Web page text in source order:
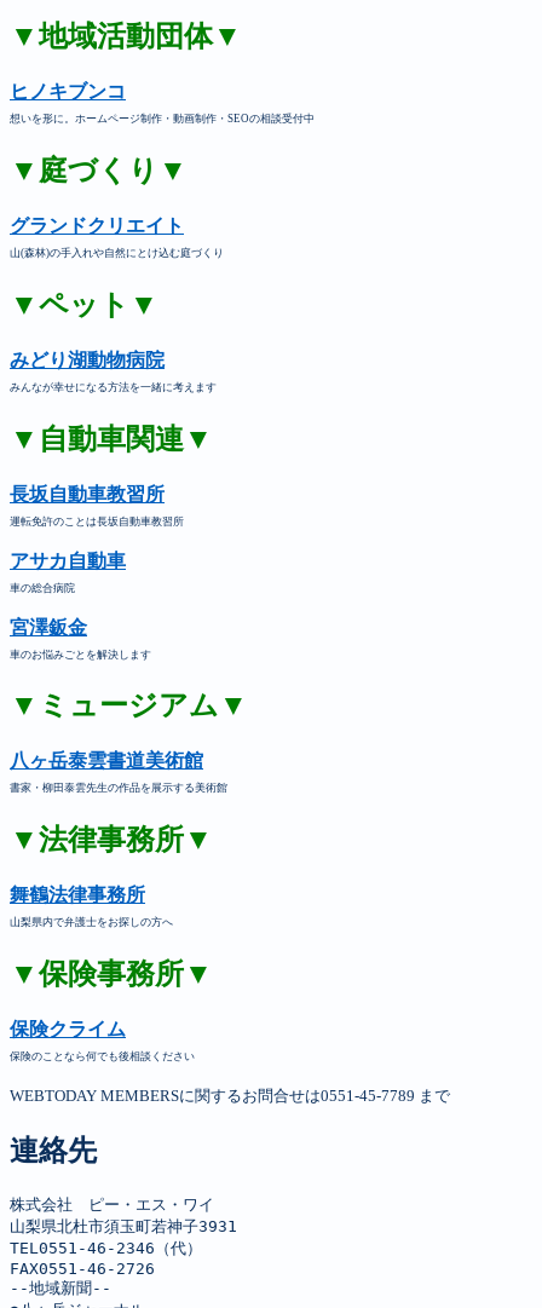
▼地域活動団体▼
ヒノキブンコ
想いを形に。ホームページ制作・動画制作・SEOの相談受付中
▼庭づくり▼
グランドクリエイト
山(森林)の手入れや自然にとけ込む庭づくり
▼ペット▼
みどり湖動物病院
みんなが幸せになる方法を一緒に考えます
▼自動車関連▼
長坂自動車教習所
運転免許のことは長坂自動車教習所
アサカ自動車
車の総合病院
宮澤鈑金
車のお悩みごとを解決します
▼ミュージアム▼
八ヶ岳泰雲書道美術館
書家・柳田泰雲先生の作品を展示する美術館
▼法律事務所▼
舞鶴法律事務所
山梨県内で弁護士をお探しの方へ
▼保険事務所▼
保険クライム
保険のことなら何でも後相談ください
WEBTODAY MEMBERSに関するお問合せは0551-45-7789 まで
連絡先
株式会社　ピー・エス・ワイ
山梨県北杜市須玉町若神子3931
TEL0551-46-2346（代）
FAX0551-46-2726
--地域新聞--